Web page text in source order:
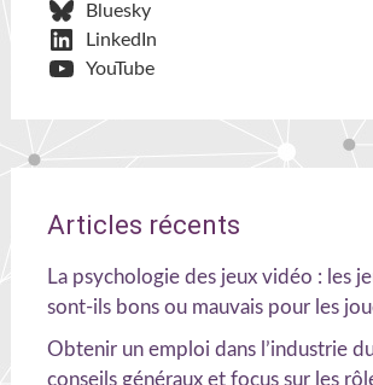
Bluesky
LinkedIn
YouTube
Articles récents
La psychologie des jeux vidéo : les
sont-ils bons ou mauvais pour les
Obtenir un emploi dans l’industrie
conseils généraux et focus sur les